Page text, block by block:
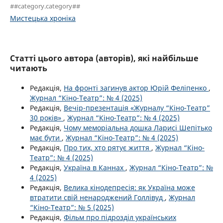
##category.category##
Мистецька хроніка
Статті цього автора (авторів), які найбільше
читають
Редакція, На фронті загинув актор Юрій Феліпенко ,
Журнал “Кіно-Театр”: № 4 (2025)
Редакція, Вечір-презентація «Журналу “Кіно-Театр”
30 років» , Журнал “Кіно-Театр”: № 4 (2025)
Редакція, Чому меморіальна дошка Ларисі Шепітько
має бути , Журнал “Кіно-Театр”: № 4 (2025)
Редакція, Про тих, хто рятує життя , Журнал “Кіно-
Театр”: № 4 (2025)
Редакція, Україна в Каннах , Журнал “Кіно-Театр”: №
4 (2025)
Редакція, Велика кінодепресія: як Україна може
втратити свій ненароджений Голлівуд , Журнал
“Кіно-Театр”: № 5 (2025)
Редакція, Фільм про підрозділ українських